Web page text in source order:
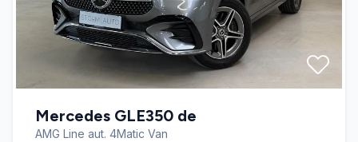
Mercedes GLE350 de
AMG Line aut. 4Matic Van